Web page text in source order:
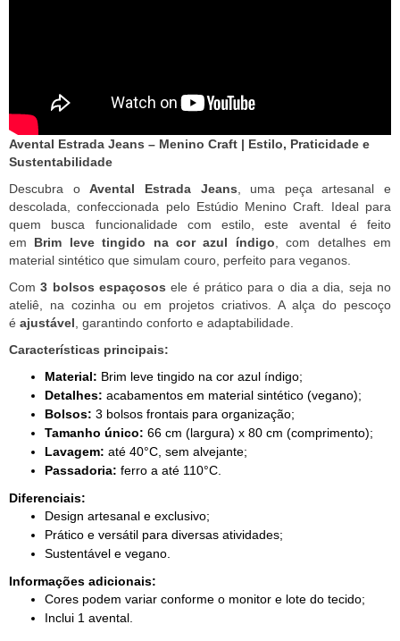
Avental Estrada Jeans – Menino Craft | Estilo, Praticidade e
Sustentabilidade
Descubra oAvental Estrada Jeans , uma peça artesanal e
descolada, confeccionada pelo Estúdio Menino Craft. Ideal para
quem busca funcionalidade com estilo, este avental é feito
em Brim leve tingido na cor azul índigo , com detalhes em
material sintético que simulam couro, perfeito para veganos.
Com3 bolsos espaçosos ele é prático para o dia a dia, seja no
ateliê, na cozinha ou em projetos criativos. A alça do pescoço
é ajustável , garantindo conforto e adaptabilidade.
Características principais:
Material: Brim leve tingido na cor azul índigo;
Detalhes: acabamentos em material sintético (vegano);
Bolsos: 3 bolsos frontais para organização;
Tamanho único: 66 cm (largura) x 80 cm (comprimento);
Lavagem: até 40°C, sem alvejante;
Passadoria: ferro a até 110°C.
Diferenciais:
Design artesanal e exclusivo;
Prático e versátil para diversas atividades;
Sustentável e vegano.
Informações adicionais:
Cores podem variar conforme o monitor e lote do tecido;
Inclui 1 avental.